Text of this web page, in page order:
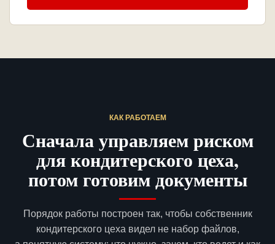
КАК РАБОТАЕМ
Сначала управляем риском
для кондитерского цеха,
потом готовим документы
Порядок работы построен так, чтобы собственник
кондитерского цеха видел не набор файлов,